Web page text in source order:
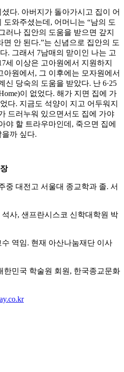
다. 아버지가 돌아가시고 집이 어
와주셨는데, 어머니는 “남의 도
러나 집안의 도움을 받으면 갚지
안 된다.”는 신념으로 집안의 도
. 그래서 7남매의 맏이인 나는 고
세 이상은 고아원에서 지원하지
아원에서, 그 이후에는 모자원에서
신 당숙의 도움을 받았다. 난 6·25
이 없었다. 해가 지면 집에 가
다. 지금도 석양이 지고 어두워지
드러누워 있으면서도 집에 가야
야 할 트라우마인데, 죽으면 집에
까 싶다.
중 대전고 서울대 종교학과 졸. 서
사, 샌프란시스코 신학대학원 박
역임. 현재 아산나눔재단 이사
한민국 학술원 회원, 한국종교문화